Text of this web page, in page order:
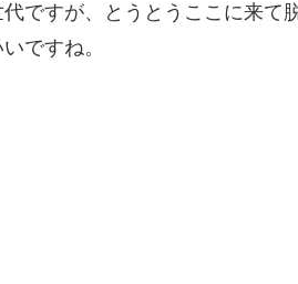
ですが、とうとうここに来て
ですね。